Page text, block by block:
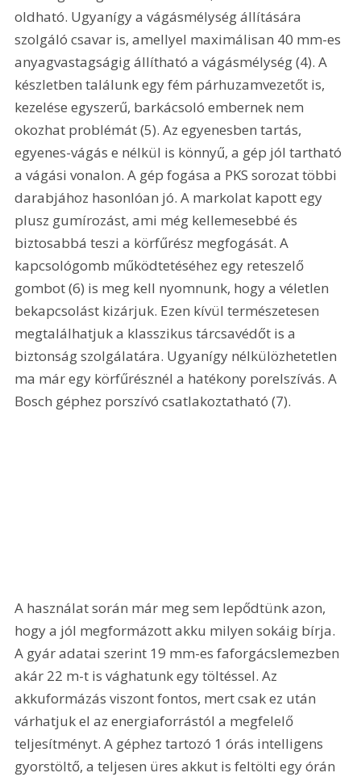
oldható. Ugyanígy a vágásmélység állítására
szolgáló csavar is, amellyel maximálisan 40 mm-es
anyagvastagságig állítható a vágásmélység (4). A
készletben találunk egy fém párhuzamvezetőt is,
kezelése egyszerű, barkácsoló embernek nem
okozhat problémát (5). Az egyenesben tartás,
egyenes-vágás e nélkül is könnyű, a gép jól tartható
a vágási vonalon. A gép fogása a PKS sorozat többi
darabjához hasonlóan jó. A markolat kapott egy
plusz gumírozást, ami még kellemesebbé és
biztosabbá teszi a körfűrész megfogását. A
kapcsológomb működtetéséhez egy reteszelő
gombot (6) is meg kell nyomnunk, hogy a véletlen
bekapcsolást kizárjuk. Ezen kívül természetesen
megtalálhatjuk a klasszikus tárcsavédőt is a
biztonság szolgálatára. Ugyanígy nélkülözhetetlen
ma már egy körfűrésznél a hatékony porelszívás. A
Bosch géphez porszívó csatlakoztatható (7).
A használat során már meg sem lepődtünk azon,
hogy a jól megformázott akku milyen sokáig bírja.
A gyár adatai szerint 19 mm-es faforgácslemezben
akár 22 m-t is vághatunk egy töltéssel. Az
akkuformázás viszont fontos, mert csak ez után
várhatjuk el az energiaforrástól a megfelelő
teljesítményt. A géphez tartozó 1 órás intelligens
gyorstöltő, a teljesen üres akkut is feltölti egy órán